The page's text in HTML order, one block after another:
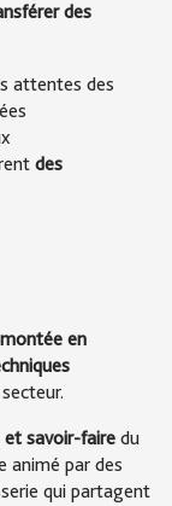
des
attentes des
des
montée en
et savoir-faire du
animé par des
qui partagent